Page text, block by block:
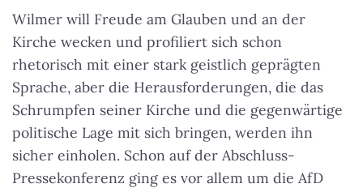
Wilmer will Freude am Glauben und an der
Kirche wecken und profiliert sich schon
rhetorisch mit einer stark geistlich geprägten
Sprache, aber die Herausforderungen, die das
Schrumpfen seiner Kirche und die gegenwärtige
politische Lage mit sich bringen, werden ihn
sicher einholen. Schon auf der Abschluss-
Pressekonferenz ging es vor allem um die AfD